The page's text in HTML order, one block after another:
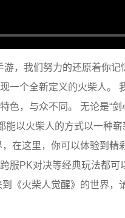
游，我们努力的还原着你
一个全新定义的火柴人。
，与众不同。 无论是“剑
能以火柴人的方式以一种
在这里，你可以体验到精
服PK对决等经典玩法都可
《火柴人觉醒》的世界，